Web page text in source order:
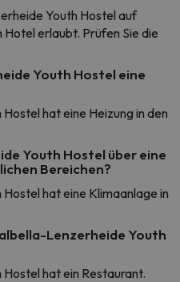
Youth Hostel auf
erlaubt. Prüfen Sie die
Youth Hostel eine
hat eine Heizung in den
Youth Hostel über eine
Bereichen?
hat eine Klimaanlage in
Lenzerheide Youth
hat ein Restaurant.